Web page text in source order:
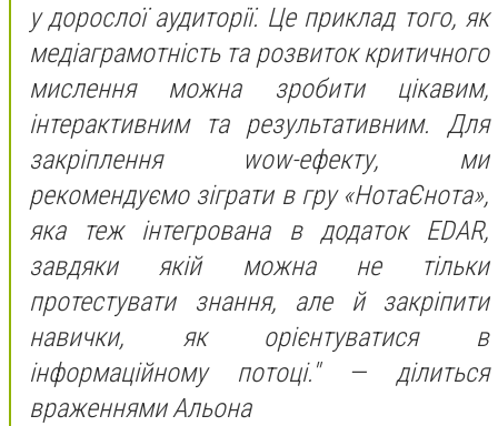
у дорослої аудиторії. Це приклад того, як
медіаграмотність та розвиток критичного
мислення можна зробити цікавим,
інтерактивним та результативним. Для
закріплення wow-ефекту, ми
рекомендуємо зіграти в гру «НотаЄнота»,
яка теж інтегрована в додаток EDAR,
завдяки якій можна не тільки
протестувати знання, але й закріпити
навички, як орієнтуватися в
інформаційному потоці." — ділиться
враженнями Альона